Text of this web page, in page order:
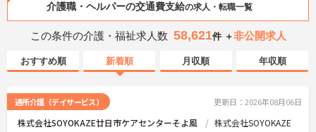
介護職・ヘルパーの交通費支給の求人・転職一覧
この条件の介護・福祉求人数 58,621件 ＋非公開求人
おすすめ順 新着順 月収順 年収順
通所介護（デイサービス） 更新日：2026年08月06日
株式会社SOYOKAZE廿日市ケアセンターそよ風 株式会社SOYOKAZE